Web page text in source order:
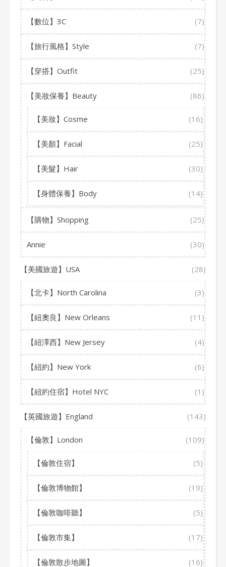
【數位】3C (7)
【旅行風格】Style (7)
【穿搭】Outfit (25)
【美妝保養】Beauty (86)
【美妝】Cosme (16)
【美顏】Facial (25)
【美髮】Hair (30)
【身體保養】Body (14)
【購物】Shopping (25)
Annie (30)
【美國旅遊】USA (28)
【北卡】North Carolina (3)
【紐奧良】New Orleans (11)
【紐澤西】New Jersey (4)
【紐約】New York (6)
【紐約住宿】Hotel NYC (1)
【英國旅遊】England (143)
【倫敦】London (109)
【倫敦住宿】 (5)
【倫敦博物館】 (19)
【倫敦咖啡聽】 (5)
【倫敦市集】 (17)
【倫敦散步地圖】 (16)